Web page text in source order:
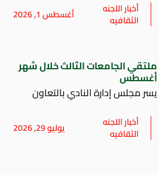
أخبار اللجنه
الثقافيه أغسطس 1, 2026
ملتقي الجامعات الثالث خلال شهر
أغسطس
يسر مجلس إدارة النادي بالتعاون
أخبار اللجنه
الثقافيه يوليو 29, 2026